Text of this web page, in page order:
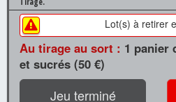
Lot(s) à retirer
Au tirage au sort : 1 panier
et sucrés (50 €)
Jeu terminé